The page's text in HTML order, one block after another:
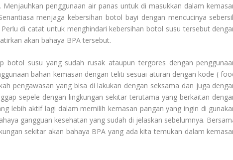
penggunaan air panas untuk di masukkan dalam
menjaga kebersihan botol bayi dengan mencucinya
di catat untuk menghindari kebersihan botol susu tersebut
akan bahaya BPA tersebut.
botol susu yang sudah rusak ataupun tergores dengan
bahan kemasan dengan teliti sesuai aturan dengan kode (
pengawasan yang bisa di lakukan dengan seksama dan juga
sepele dengan lingkungan sekitar terutama yang berkaitan
lebih aktif lagi dalam memilih kemasan pangan yang ingin di
gangguan kesehatan yang sudah di jelaskan sebelumnya.
sekitar akan bahaya BPA yang ada kita temukan dalam